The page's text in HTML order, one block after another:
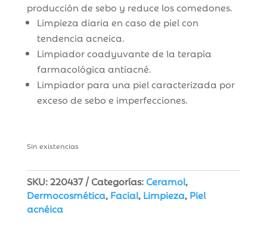
producción de sebo y reduce los comedones.
​Limpieza diaria en caso de piel con
tendencia acneica.
Limpiador coadyuvante de la terapia
farmacológica antiacné.
Limpiador para una piel caracterizada por
exceso de sebo e imperfecciones.
Sin existencias
SKU:220437 Categorías:Ceramol,
Dermocosmética, Facial, Limpieza, Piel
acnéica